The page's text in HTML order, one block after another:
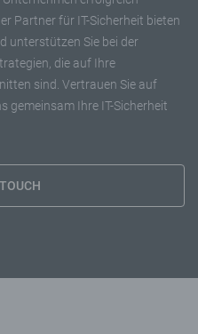
Partner für IT-Sicherheit bieten
unterstützen Sie bei der
die auf Ihre
sind. Vertrauen Sie auf
gemeinsam Ihre IT-Sicherheit